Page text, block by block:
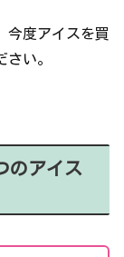
今度アイスを買
い。
のアイス